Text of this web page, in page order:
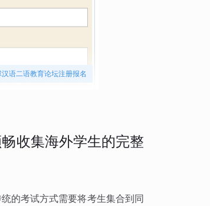
语二语教育论坛注册报名
收集海外学生的完整
的考试方式需要将考生集合到同